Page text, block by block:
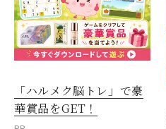
「ハルメク脳トレ」で豪
華賞品をGET！